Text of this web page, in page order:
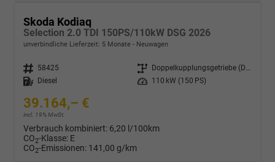
Skoda Kodiaq
Selection 2.0 TDI 150PS/110kW DSG 2026
unverbindliche Lieferzeit: 5 Monate Neuwagen
Fahrzeugnr. 58425 Getriebe
Doppelkupplungsgetriebe (DSG)
Kraftstoff
Diesel Leistung 110 kW (150 PS)
39.164,– €
incl. 19% MwSt.
Verbrauch kombiniert: 6,20 l/100km
CO2-Klasse: E
CO2-Emissionen: 141,00 g/km